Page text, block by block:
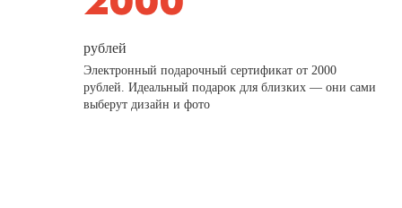
рублей
Электронный подарочный сертификат от 2000
рублей. Идеальный подарок для близких — они сами
выберут дизайн и фото